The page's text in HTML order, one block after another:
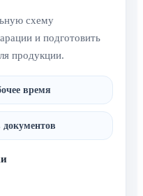
схему
и подготовить
продукции.
время